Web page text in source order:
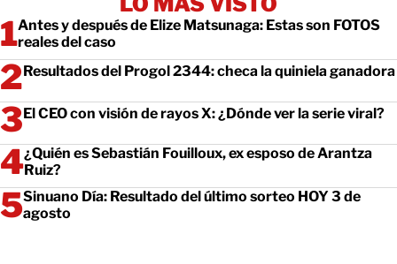
Antes y después de Elize Matsunaga: Estas son FOTOS
reales del caso
Resultados del Progol 2344: checa la quiniela ganadora
El CEO con visión de rayos X: ¿Dónde ver la serie viral?
¿Quién es Sebastián Fouilloux, ex esposo de Arantza
Ruiz?
Sinuano Día: Resultado del último sorteo HOY 3 de
agosto